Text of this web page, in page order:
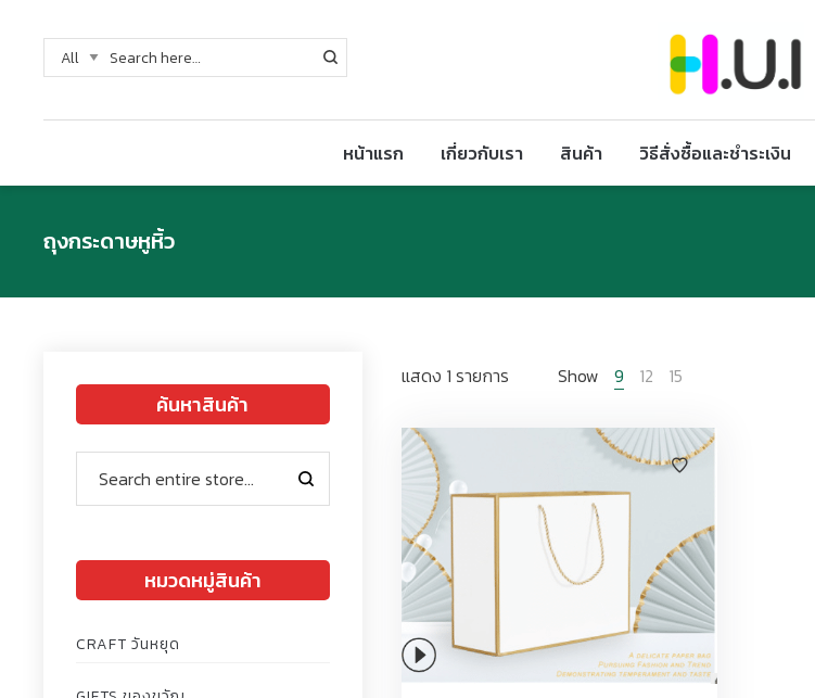
หน้าแรก เกี่ยวกับเรา สินค้า วิธีสั่งซื้อและชำระเงิน
ถุงกระดาษหูหิ้ว
แสดง 1 รายการ Show 9 12 15
ค้นหาสินค้า
หมวดหมู่สินค้า
CRAFT วันหยุด